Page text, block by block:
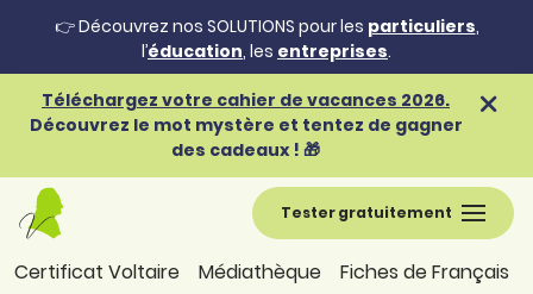
👉 Découvrez nos SOLUTIONS pour les particuliers,
l’éducation, les entreprises.
Téléchargez votre cahier de vacances 2026.
Découvrez le mot mystère et tentez de gagner
des cadeaux ! 🎁
Tester gratuitement
Certificat Voltaire Médiathèque Fiches de Français